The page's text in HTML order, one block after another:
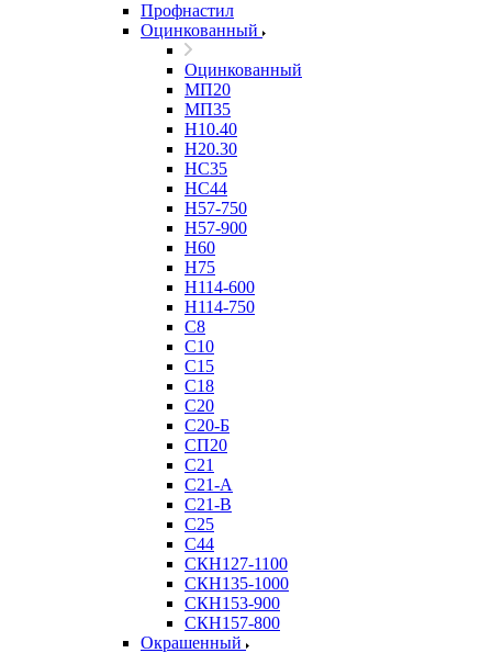
Профнастил
Оцинкованный
Оцинкованный
МП20
МП35
Н10.40
Н20.30
НС35
НС44
Н57-750
Н57-900
Н60
Н75
Н114-600
Н114-750
С8
С10
С15
С18
С20
С20-Б
СП20
С21
С21-А
С21-В
С25
С44
СКН127-1100
СКН135-1000
СКН153-900
СКН157-800
Окрашенный